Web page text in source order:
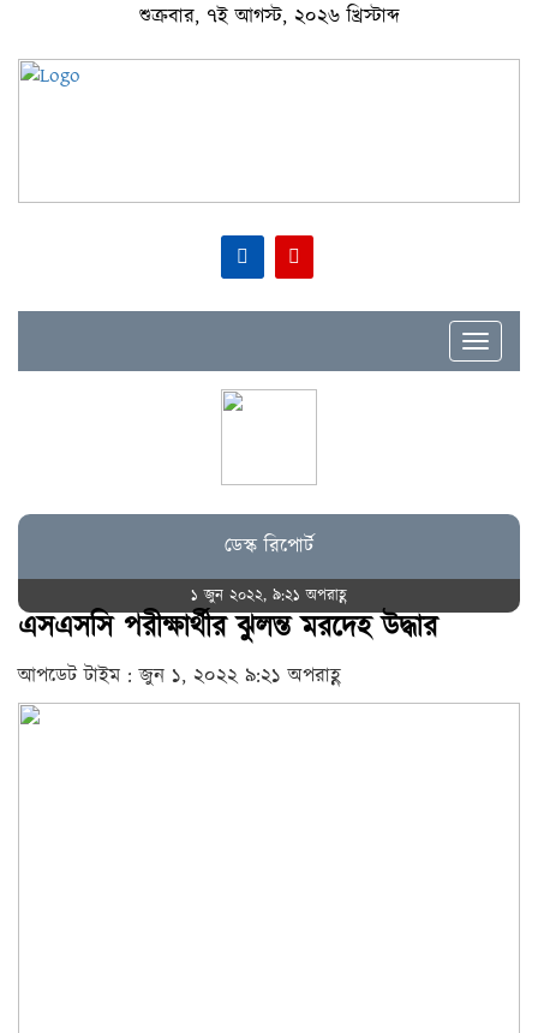
শুক্রবার, ৭ই আগস্ট, ২০২৬ খ্রিস্টাব্দ
Toggle
ডেস্ক রিপোর্ট
১ জুন ২০২২, ৯:২১ অপরাহ্ণ
এসএসসি পরীক্ষার্থীর ঝুলন্ত মরদেহ উদ্ধার
আপডেট টাইম : জুন ১, ২০২২ ৯:২১ অপরাহ্ণ